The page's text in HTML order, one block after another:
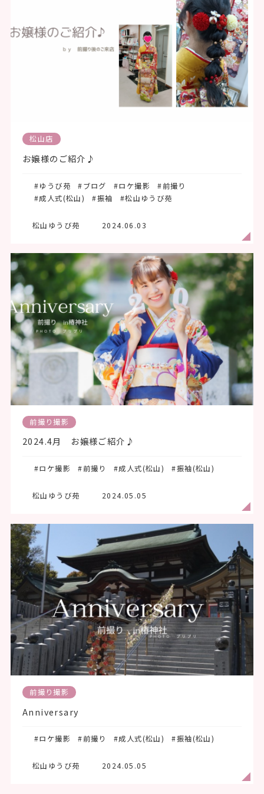
松山店
お嬢様のご紹介♪
#ゆうび苑 #ブログ #ロケ撮影
#前撮り
#成人式(松山)
#振袖 #松山ゆうび苑
松山ゆうび苑 2024.06.03
前撮り撮影
2024.4月 お嬢様ご紹介♪
#ロケ撮影 #前撮り #成人式(松山) #振袖(松山)
松山ゆうび苑 2024.05.05
前撮り撮影
Anniversary
#ロケ撮影 #前撮り #成人式(松山) #振袖(松山)
松山ゆうび苑 2024.05.05